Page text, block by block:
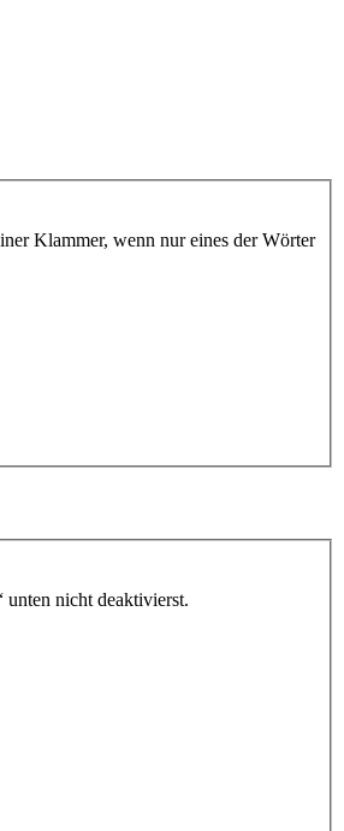
Klammer, wenn nur eines der Wörter
unten nicht deaktivierst.